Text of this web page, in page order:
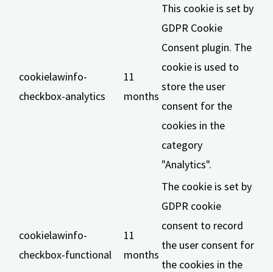
cookielawinfo-
checkbox-analytics
11
months
This cookie is set by
GDPR Cookie
Consent plugin. The
cookie is used to
store the user
consent for the
cookies in the
category
"Analytics".
cookielawinfo-
checkbox-functional
11
months
The cookie is set by
GDPR cookie
consent to record
the user consent for
the cookies in the